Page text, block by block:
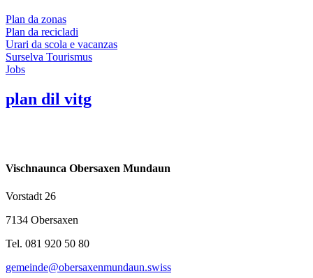
Plan da zonas
Plan da recicladi
Urari da scola e vacanzas
Surselva Tourismus
Jobs
plan dil vitg
Vischnaunca Obersaxen Mundaun
Vorstadt 26
7134 Obersaxen
Tel. 081 920 50 80
gemeinde@obersaxenmundaun.swiss